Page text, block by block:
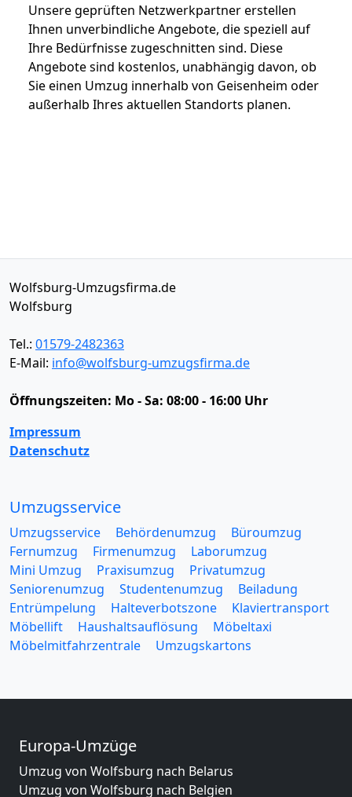
Unsere geprüften Netzwerkpartner erstellen
Ihnen unverbindliche Angebote, die speziell auf
Ihre Bedürfnisse zugeschnitten sind. Diese
Angebote sind kostenlos, unabhängig davon, ob
Sie einen Umzug innerhalb von Geisenheim oder
außerhalb Ihres aktuellen Standorts planen.
Wolfsburg-Umzugsfirma.de
Wolfsburg
Tel.: 01579-2482363
E-Mail: info@wolfsburg-umzugsfirma.de
Öffnungszeiten: Mo - Sa: 08:00 - 16:00 Uhr
Impressum
Datenschutz
Umzugsservice
Umzugsservice Behördenumzug
Büroumzug
Fernumzug
Firmenumzug
Laborumzug
Mini Umzug
Praxisumzug
Privatumzug
Seniorenumzug
Studentenumzug
Beiladung
Entrümpelung
Halteverbotszone
Klaviertransport
Möbellift
Haushaltsauflösung
Möbeltaxi
Möbelmitfahrzentrale
Umzugskartons
Europa-Umzüge
Umzug von Wolfsburg nach Belarus
Umzug von Wolfsburg nach Belgien